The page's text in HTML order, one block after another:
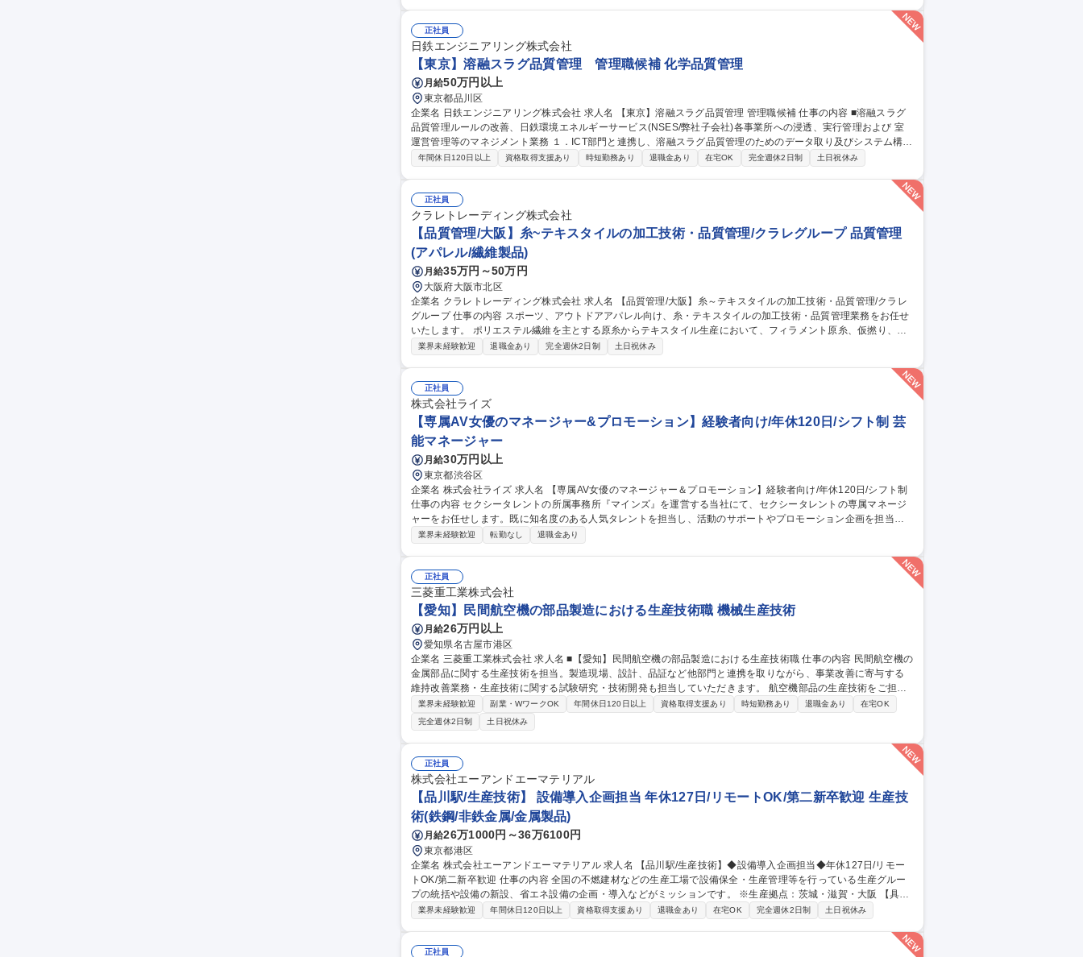
暮らしを守ることに直結するやりがいのある営業です ■弊社は海外でも殺虫剤事業を展開しております。将来的に
は海外営業としてのキャリア構築も可能です。 募集職種 【東京】提案営業★アルコール除菌、殺虫剤でお馴染み
のフマキラー ◎WEB面接可
正社員
日鉄エンジニアリング株式会社
【東京】溶融スラグ品質管理 管理職候補 化学品質管理
月給50万円以上
東京都品川区
企業名 日鉄エンジニアリング株式会社 求人名 【東京】溶融スラグ品質管理 管理職候補 仕事の内容 ■溶融スラグ
品質管理ルールの改善、日鉄環境エネルギーサービス(NSES/弊社子会社)各事業所への浸透、実行管理および 室
運営管理等のマネジメント業務 １．ICT部門と連携し、溶融スラグ品質管理のためのデータ取り及びシステム構築
２．NSES本社・各事業所と連携し、弊社が進めるスラグ品質管理業務の落とし込み ３．スラグ品質トラブルが
職種 【東京】溶融スラグ品質管理 管理職候補
年間休日120日以上 資格取得支援あり 時短勤務あり 退職金あり 在宅OK 完全週休2日制 土日祝休み
正社員
クラレトレーディング株式会社
【品質管理/大阪】糸~テキスタイルの加工技術・品質管理/クラレグループ 品質管理
(アパレル/繊維製品)
月給35万円～50万円
大阪府大阪市北区
企業名 クラレトレーディング株式会社 求人名 【品質管理/大阪】糸～テキスタイルの加工技術・品質管理/クラレ
グループ 仕事の内容 スポーツ、アウトドアアパレル向け、糸・テキスタイルの加工技術・品質管理業務をお任せ
いたします。 ポリエステル繊維を主とする原糸からテキスタイル生産において、フィラメント原糸、仮撚り、紡
績、織、編、染などの協力外注工場と連携し、加工技術対応や品質管理に従事。 ■出張：主に国内 3回前後/月。海
業界未経験歓迎 退職金あり 完全週休2日制 土日祝休み
正社員
株式会社ライズ
【専属AV女優のマネージャー&プロモーション】経験者向け/年休120日/シフト制 芸
能マネージャー
月給30万円以上
東京都渋谷区
企業名 株式会社ライズ 求人名 【専属AV女優のマネージャー＆プロモーション】経験者向け/年休120日/シフト制
仕事の内容 セクシータレントの所属事務所『マインズ』を運営する当社にて、セクシータレントの専属マネージ
ャーをお任せします。既に知名度のある人気タレントを担当し、活動のサポートやプロモーション企画を担当し
ます。 【業務内容】■プロモーション企画 ■外部関係者との調整 ■現場対応 ■スケジュール管理 ■メンタルケア 等
になる瞬間を特等席で見られる経験はここでしか味わえません ■担当女優が活躍すれば活躍するほど、海外イベン
トの同行やバラエティ出演など普段は見ることができない景色を見ることができます。 募集職種 【専属AV女優の
マネージャー＆プロモーション】経験者向け/年休120日/シフト制
業界未経験歓迎 転勤なし 退職金あり
正社員
三菱重工業株式会社
【愛知】民間航空機の部品製造における生産技術職 機械生産技術
月給26万円以上
愛知県名古屋市港区
企業名 三菱重工業株式会社 求人名 ■【愛知】民間航空機の部品製造における生産技術職 仕事の内容 民間航空機の
金属部品に関する生産技術を担当。製造現場、設計、品証など他部門と連携を取りながら、事業改善に寄与する
維持改善業務・生産技術に関する試験研究・技術開発も担当していただきます。 航空機部品の生産技術をご担当
いただきます。【詳細】■航空機製造工程での維持業務：設計変更に関連する作業手順書等の発行、治具管理、生
産支援■航空機製造工程での改善業務：自動化技術、DX関連技術の活用による生産工法の改善■工程設計：新機種
開発や環境規制適応を見据えた新しい生産ラインの検討■顧客やNadcapの認証取得・維持対応 海外顧客との直接
折衝や短期/長期の海外勤務を行う機会もあります。 募集職種 ■【愛知】民間航空機の部品製造における生産技術
職
業界未経験歓迎 副業・WワークOK 年間休日120日以上 資格取得支援あり 時短勤務あり 退職金あり
在宅OK
完全週休2日制
土日祝休み
正社員
株式会社エーアンドエーマテリアル
【品川駅/生産技術】 設備導入企画担当 年休127日/リモートOK/第二新卒歓迎 生産技
術(鉄鋼/非鉄金属/金属製品)
月給26万1000円～36万6100円
東京都港区
企業名 株式会社エーアンドエーマテリアル 求人名 【品川駅/生産技術】◆設備導入企画担当◆年休127日/リモー
トOK/第二新卒歓迎 仕事の内容 全国の不燃建材などの生産工場で設備保全・生産管理等を行っている生産グルー
プの統括や設備の新設、省エネ設備の企画・導入などがミッションです。 ※生産拠点：茨城・滋賀・大阪 【具体
的には】工事や設備リニューアルの審査・稟議対応／新しい省エネ・省人設備などの検討・紹介・導入／新設備
◆設備導入企画担当◆年休127日/リモートOK/第二新卒歓迎
業界未経験歓迎 年間休日120日以上 資格取得支援あり 退職金あり 在宅OK 完全週休2日制 土日祝休み
正社員